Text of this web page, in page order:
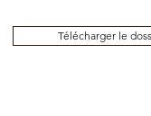
Télécharger le